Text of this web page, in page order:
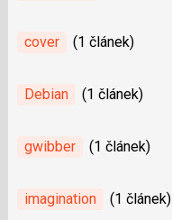
cover (1 článek)
Debian (1 článek)
gwibber (1 článek)
imagination (1 článek)